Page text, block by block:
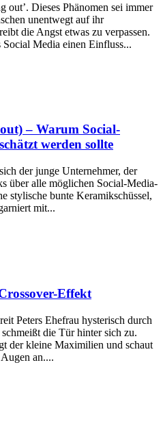
out’. Dieses Phänomen sei immer
unentwegt auf ihr
die Angst etwas zu verpassen.
Social Media einen Einfluss...
– Warum Social-
werden sollte
der junge Unternehmer, der
über alle möglichen Social-Media-
stylische bunte Keramikschüssel,
mit...
Effekt
Peters Ehefrau hysterisch durch
die Tür hinter sich zu.
der kleine Maximilien und schaut
an....